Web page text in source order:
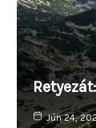
Jún 24,